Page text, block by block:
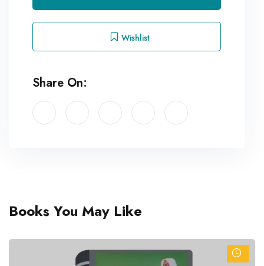
Wishlist
Share On:
Books You May Like